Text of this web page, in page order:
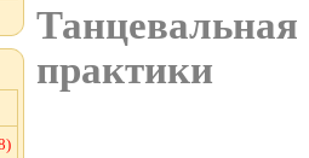
практики